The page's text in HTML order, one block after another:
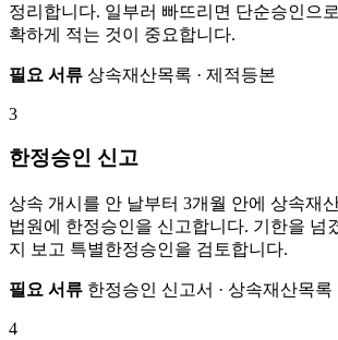
정리합니다. 일부러 빠뜨리면 단순승인으
확하게 적는 것이 중요합니다.
필요 서류 상속재산목록 · 제적등본
3
한정승인 신고
상속 개시를 안 날부터 3개월 안에 상속재
법원에 한정승인을 신고합니다. 기한을 넘
지 보고 특별한정승인을 검토합니다.
필요 서류 한정승인 신고서 · 상속재산목록
4